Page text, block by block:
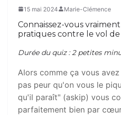
15 mai 2024 Marie-Clémence
Quiz
vol
de
-
Printemps
2024
Connaissez-vous
pratiques contre le vol de
Durée du quiz : 2 petites
Alors comme ça vous
pas peur qu'on vous le
qu'il paraît" (askip) vous
parfaitement bien par